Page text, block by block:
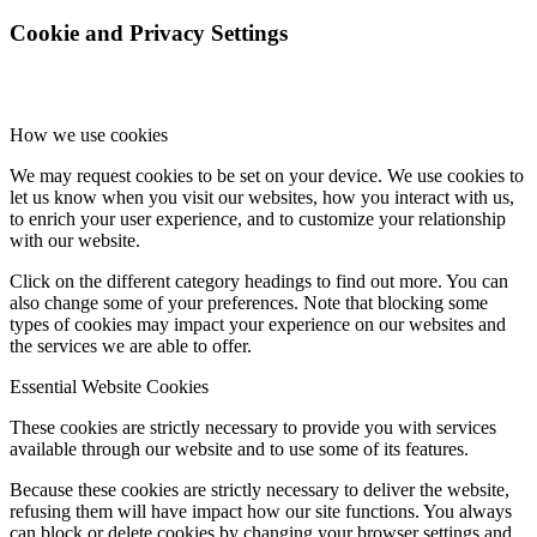
Cookie and Privacy Settings
How we use cookies
We may request cookies to be set on your device. We use cookies to
let us know when you visit our websites, how you interact with us,
to enrich your user experience, and to customize your relationship
with our website.
Click on the different category headings to find out more. You can
also change some of your preferences. Note that blocking some
types of cookies may impact your experience on our websites and
the services we are able to offer.
Essential Website Cookies
These cookies are strictly necessary to provide you with services
available through our website and to use some of its features.
Because these cookies are strictly necessary to deliver the website,
refusing them will have impact how our site functions. You always
can block or delete cookies by changing your browser settings and